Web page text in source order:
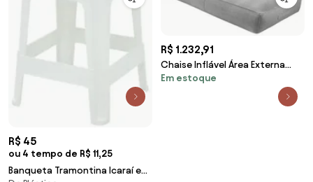
R$ 45
ou 4 tempo de R$ 11,25
Banqueta Tramontina Icaraí em
R$ 1.232,91
Chaise Inflável Área Externa
Akira 160 cm com Capa de
Olefin Cinza G56 - Gran Belo
Em estoque